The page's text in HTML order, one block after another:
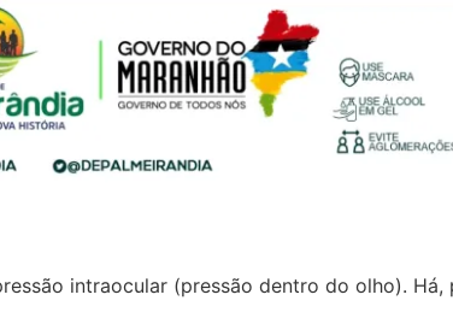
intraocular (pressão dentro do olho). Há,